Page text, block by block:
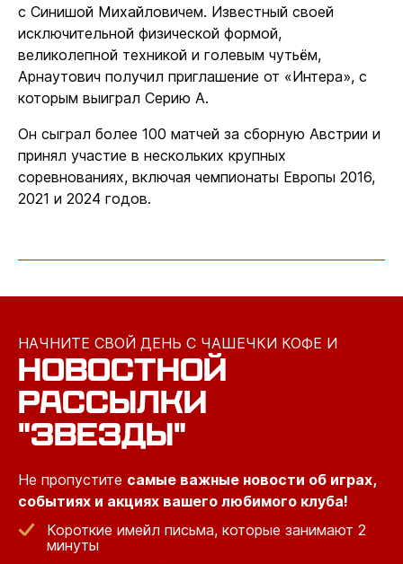
с Синишой Михайловичем. Известный своей
исключительной физической формой,
великолепной техникой и голевым чутьём,
Арнаутович получил приглашение от «Интера», с
которым выиграл Серию А.
Он сыграл более 100 матчей за сборную Австрии и
принял участие в нескольких крупных
соревнованиях, включая чемпионаты Европы 2016,
2021 и 2024 годов.
НАЧНИТЕ СВОЙ ДЕНЬ С ЧАШЕЧКИ КОФЕ И
НОВОСТНОЙ
РАССЫЛКИ
"ЗВЕЗДЫ"
Не пропустите самые важные новости об играх,
событиях и акциях вашего любимого клуба!
Короткие имейл письма, которые занимают 2
минуты